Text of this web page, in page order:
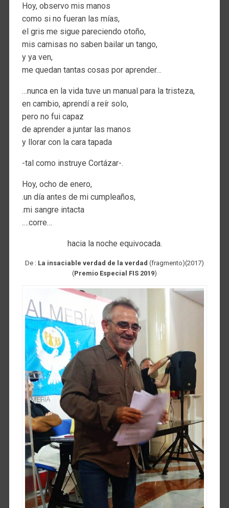
Hoy, observo mis manos
como si no fueran las mías,
el gris me sigue pareciendo otoño,
mis camisas no saben bailar un tango,
y ya ven,
me quedan tantas cosas por aprender…
…nunca en la vida tuve un manual para la tristeza,
en cambio, aprendí a reír solo,
pero no fui capaz
de aprender a juntar las manos
y llorar con la cara tapada
-tal como instruye Cortázar-.
Hoy, ocho de enero,
.un día antes de mi cumpleaños,
.mi sangre intacta
.…corre…
hacia la noche equivocada.
De : La insaciable verdad de la verdad (fragmento)(2017)
(Premio Especial FIS 2019)